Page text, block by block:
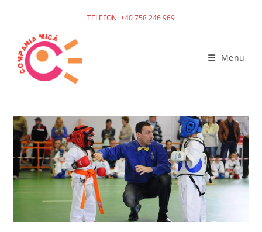
content
TELEFON: +40 758 246 969
Menu